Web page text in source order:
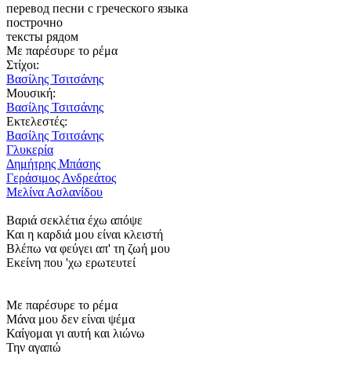
перевод песни с греческого языка
построчно
тексты рядом
Με παρέσυρε το ρέμα
Στίχοι:
Βασίλης Τσιτσάνης
Μουσική:
Βασίλης Τσιτσάνης
Εκτελεστές:
Βασίλης Τσιτσάνης
Γλυκερία
Δημήτρης Μπάσης
Γεράσιμος Ανδρεάτος
Μελίνα Ασλανίδου
Βαριά σεκλέτια έχω απόψε
Και η καρδιά μου είναι κλειστή
Βλέπω να φεύγει απ' τη ζωή μου
Εκείνη που 'χω ερωτευτεί
Με παρέσυρε το ρέμα
Μάνα μου δεν είναι ψέμα
Καίγομαι γι αυτή και λιώνω
Την αγαπώ